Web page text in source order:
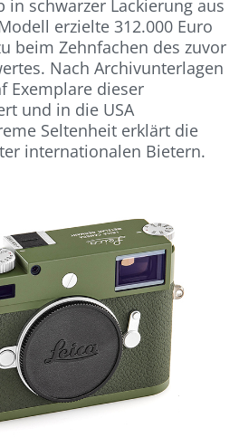
in schwarzer Lackierung aus
erzielte 312.000 Euro
beim Zehnfachen des zuvor
Nach Archivunterlagen
Exemplare dieser
und in die USA
Seltenheit erklärt die
internationalen Bietern.